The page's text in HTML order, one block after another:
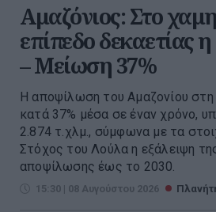
Αμαζόνιος: Στο
επίπεδο δεκαετίας
– Μείωση 37%
Η αποψίλωση του Αμαζονίου στη
κατά 37% μέσα σε έναν χρόνο,
2.874 τ.χλμ., σύμφωνα με τα
Στόχος του Λούλα η εξάλειψη
αποψίλωσης έως το 2030.
15:30 | 08 Αυγούστου 2026